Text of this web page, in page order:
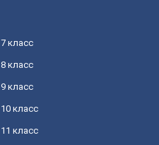
7 класс
8 класс
9 класс
10 класс
11 класс